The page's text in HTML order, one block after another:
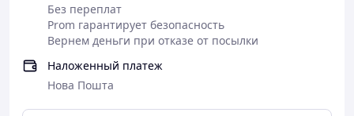
Без переплат
Prom гарантирует безопасность
Вернем деньги при отказе от посылки
Наложенный платеж
Нова Пошта